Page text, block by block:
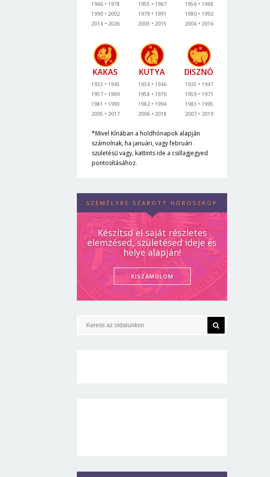
1966
1978
1990
2002
2014
2026
1955
1967
1979
1991
2003
2015
1956
1968
1980
1992
2004
2016
KAKAS
1933
1945
1957
1969
1981
1993
2005
2017
KUTYA
1934
1946
1958
1970
1982
1994
2006
2018
DISZNÓ
1935
1947
1959
1971
1983
1995
2007
2019
*Mivel Kínában a holdhónapok alapján
számolnak, ha januári, vagy februári
születésű vagy, kattints ide a csillagjegyed
pontosításához.
SZEMÉLYRE SZABOTT HOROSZKÓP
Készítsd el saját részletes
elemzésed, születésed ideje és
helye alapján!
KISZÁMOLOM